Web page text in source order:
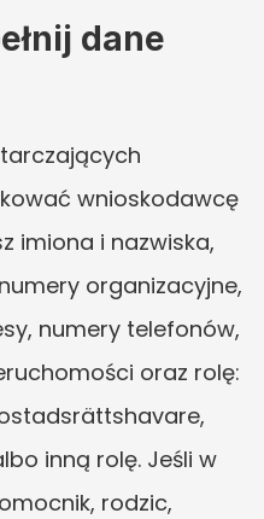
dane
wnioskodawcę
imiona i nazwiska,
organizacyjne,
numery telefonów,
oraz rolę:
inną rolę. Jeśli w
rodzic,